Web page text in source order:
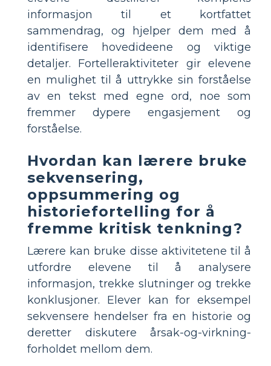
informasjon til et kortfattet
sammendrag, og hjelper dem med å
identifisere hovedideene og viktige
detaljer. Fortelleraktiviteter gir elevene
en mulighet til å uttrykke sin forståelse
av en tekst med egne ord, noe som
fremmer dypere engasjement og
forståelse.
Hvordan kan lærere bruke
sekvensering,
oppsummering og
historiefortelling for å
fremme kritisk tenkning?
Lærere kan bruke disse aktivitetene til å
utfordre elevene til å analysere
informasjon, trekke slutninger og trekke
konklusjoner. Elever kan for eksempel
sekvensere hendelser fra en historie og
deretter diskutere årsak-og-virkning-
forholdet mellom dem.